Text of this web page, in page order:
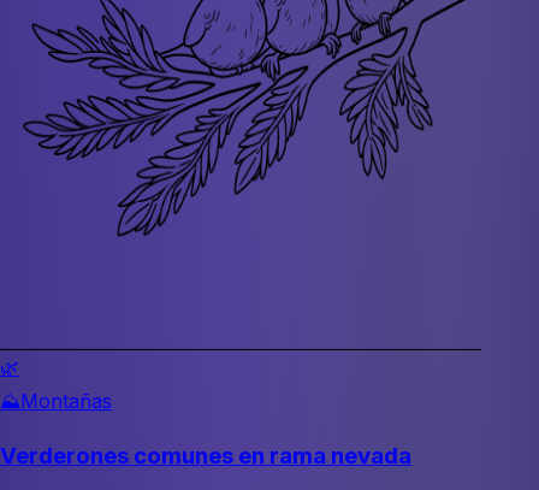
🌿
⛰️Montañas
Verderones comunes en rama nevada